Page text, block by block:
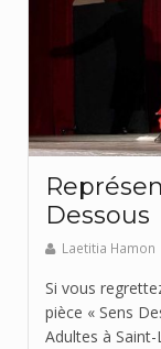
Dessous
Laetitia Hamon
Si vous
pièce « Sens
Adultes à